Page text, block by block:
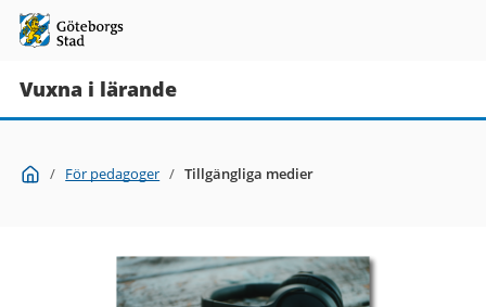
Vuxna i lärande
Du Start
/ För pedagoger / Tillgängliga medier